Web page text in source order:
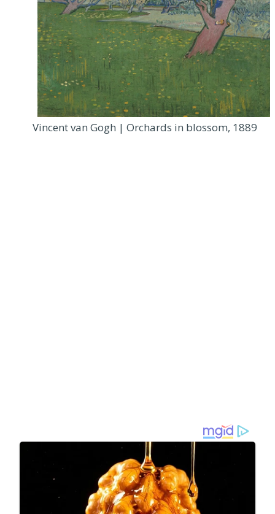
Vincent van Gogh | Orchards in blossom, 1889